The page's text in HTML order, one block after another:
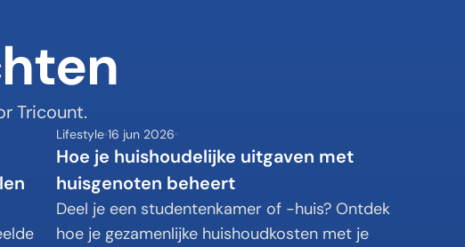
Tricount.
Lifestyle 16 jun 2026
Hoe je huishoudelijke uitgaven met
huisgenoten beheert
Deel je een studentenkamer of -huis? Ontdek
hoe je gezamenlijke huishoudkosten met je